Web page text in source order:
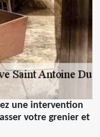
une intervention
votre grenier et